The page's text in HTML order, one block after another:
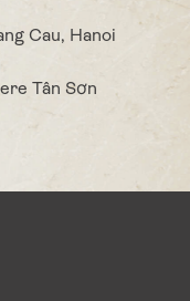
Cau, Hanoi
Tân Sơn